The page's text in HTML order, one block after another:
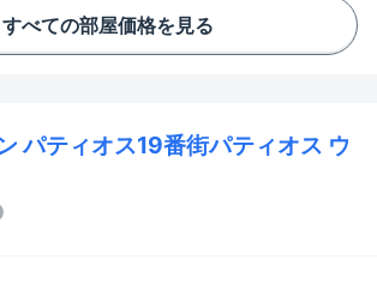
すべての部屋価格を見る
パティオス19番街パティオス ウ